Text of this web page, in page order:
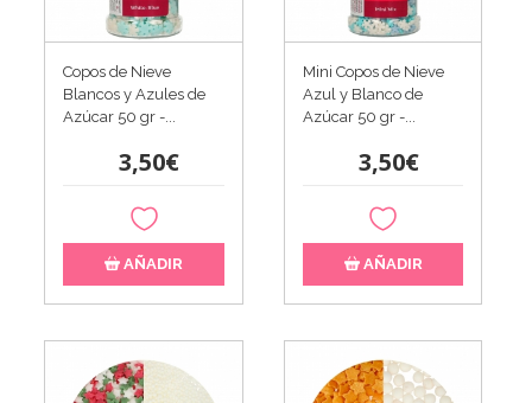
Copos de Nieve
Blancos y Azules de
Azúcar 50 gr -...
3,50€
AÑADIR
Mini Copos de Nieve
Azul y Blanco de
Azúcar 50 gr -...
3,50€
AÑADIR